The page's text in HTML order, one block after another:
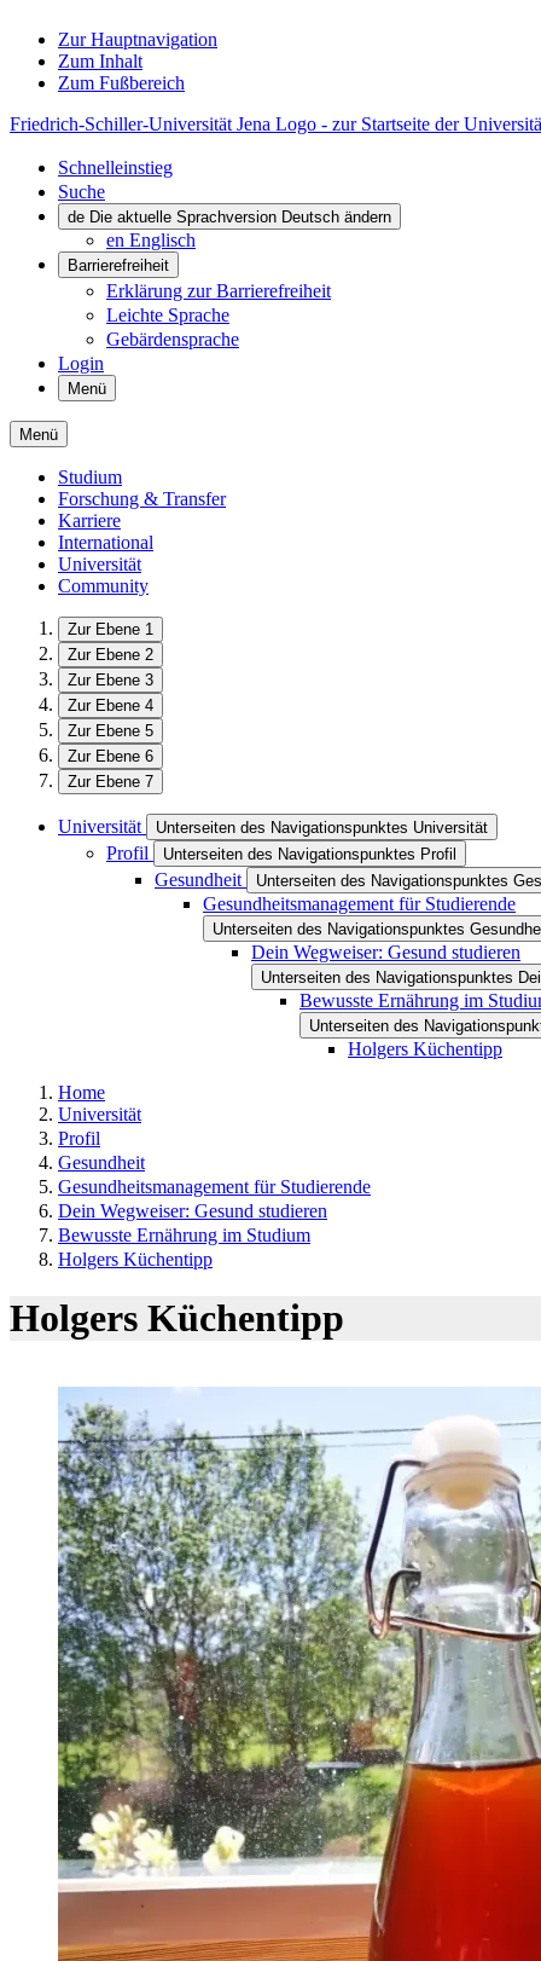
Zur Hauptnavigation
Zum Inhalt
Zum Fußbereich
Friedrich-Schiller-Universität Jena Logo - zur Startseite der
Schnelleinstieg
Suche
de Die aktuelle Sprachversion Deutsch ändern
en Englisch
Barrierefreiheit
Erklärung zur Barrierefreiheit
Leichte Sprache
Gebärdensprache
Login
Menü
Menü
Studium
Forschung & Transfer
Karriere
International
Universität
Community
Zur Ebene 1
Zur Ebene 2
Zur Ebene 3
Zur Ebene 4
Zur Ebene 5
Zur Ebene 6
Zur Ebene 7
Universität Unterseiten des Navigationspunktes Universität
Profil Unterseiten des Navigationspunktes Profil
Gesundheit Unterseiten des Navigationspunktes
Gesundheitsmanagement für Studierende
Unterseiten des Navigationspunktes
Dein Wegweiser: Gesund studieren
Unterseiten des Navigationspunktes
Bewusste Ernährung im
Unterseiten des
Holgers Küchentipp
Home
Universität
Profil
Gesundheit
Gesundheitsmanagement für Studierende
Dein Wegweiser: Gesund studieren
Bewusste Ernährung im Studium
Holgers Küchentipp
Holgers Küchentipp